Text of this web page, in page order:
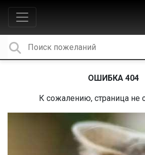
ОШИБКА 404
К сожалению, страница не